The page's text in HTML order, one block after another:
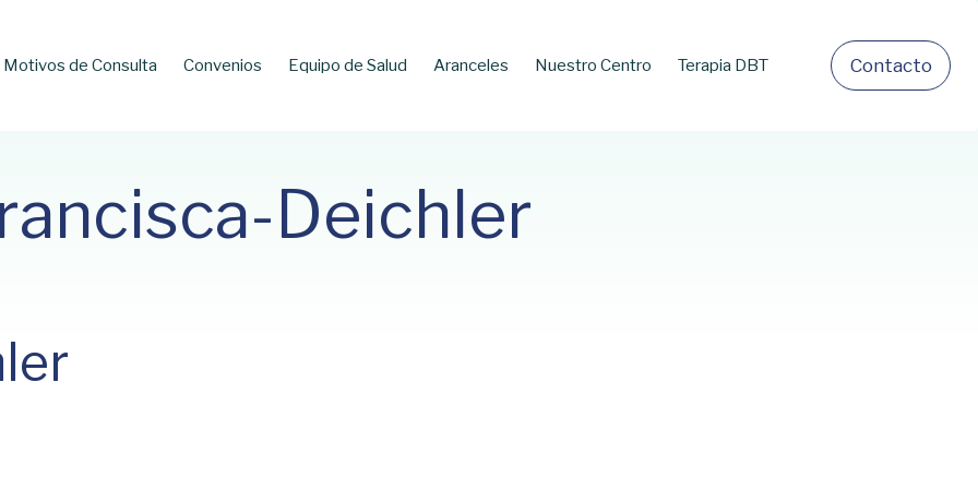
Motivos de Consulta Convenios Equipo de Salud Aranceles Nuestro Centro Terapia DBT Contacto
Deichler